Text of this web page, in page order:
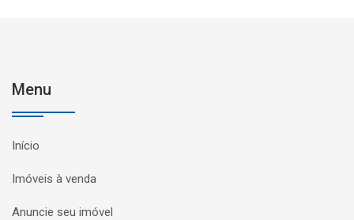
Menu
Início
Imóveis à venda
Anuncie seu imóvel